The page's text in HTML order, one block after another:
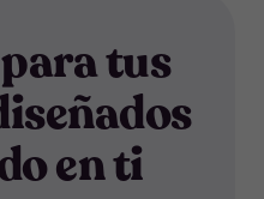
tus
en ti